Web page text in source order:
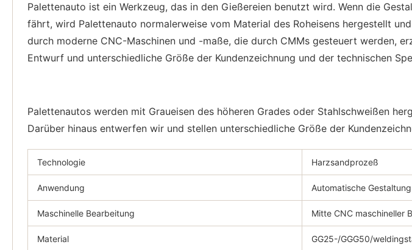
Palettenauto ist ein Werkzeug, das in den Gießereien benutzt wird. Wenn die
fährt, wird Palettenauto normalerweise vom Material des Roheisens hergestellt
durch moderne CNC-Maschinen und -maße, die durch CMMs gesteuert werden,
Entwurf und unterschiedliche Größe der Kundenzeichnung und der technischen
Palettenautos werden mit Graueisen des höheren Grades oder Stahlschweißen
Darüber hinaus entwerfen wir und stellen unterschiedliche Größe der
Technologie Harzsandprozeß
Anwendung Automatische
Maschinelle Bearbeitung Mitte CNC maschineller
Material GG25-/GGG50/